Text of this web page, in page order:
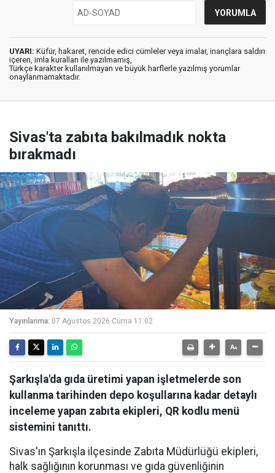
UYARI: Küfür, hakaret, rencide edici cümleler veya imalar, inançlara saldırı
içeren, imla kuralları ile yazılmamış,
Türkçe karakter kullanılmayan ve büyük harflerle yazılmış yorumlar
onaylanmamaktadır.
Sivas'ta zabıta bakılmadık nokta
bırakmadı
Yayınlanma: 07 Ağustos 2026 Cuma 11:02
Şarkışla'da gıda üretimi yapan işletmelerde son
kullanma tarihinden depo koşullarına kadar detaylı
inceleme yapan zabıta ekipleri, QR kodlu menü
sistemini tanıttı.
Sivas'ın Şarkışla ilçesinde Zabıta Müdürlüğü ekipleri,
halk sağlığının korunması ve gıda güvenliğinin